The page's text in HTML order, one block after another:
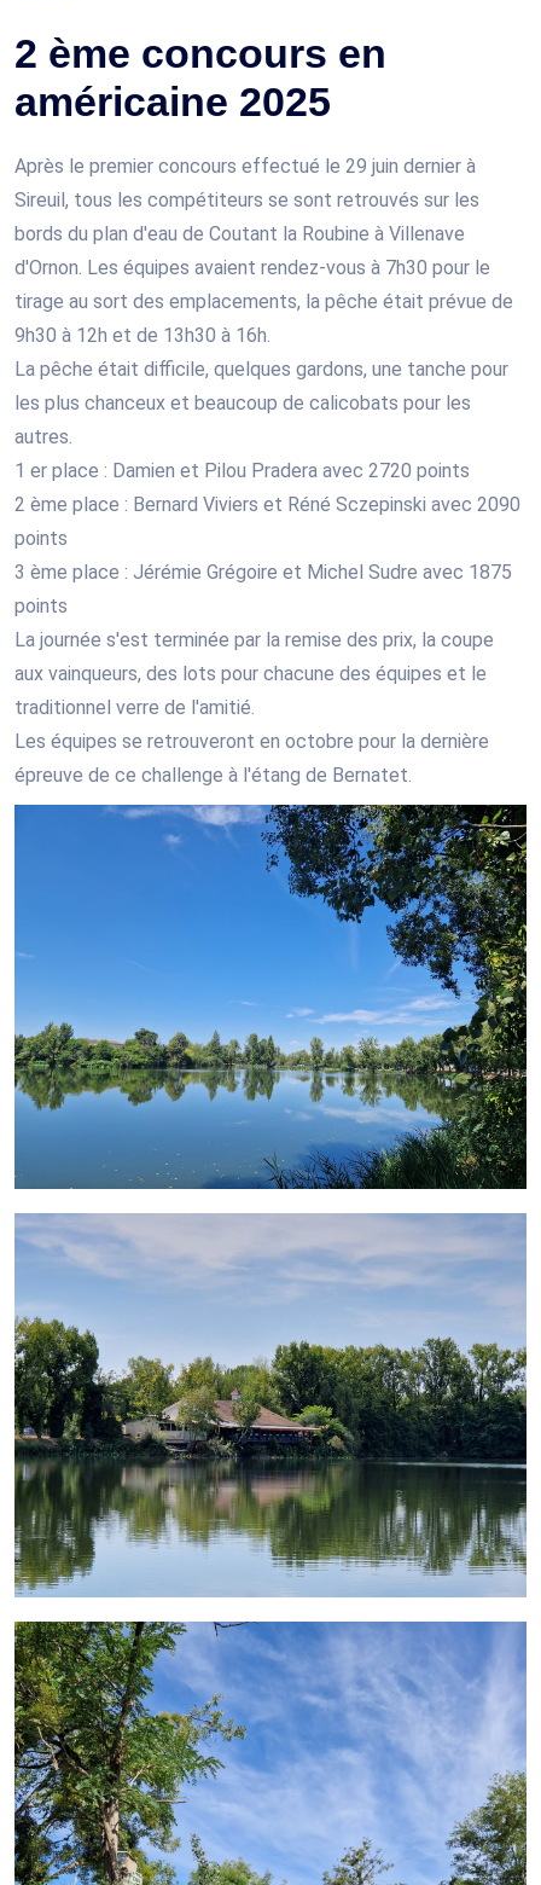
2 ème concours en
américaine 2025
Après le premier concours effectué le 29 juin dernier à
Sireuil, tous les compétiteurs se sont retrouvés sur les
bords du plan d'eau de Coutant la Roubine à Villenave
d'Ornon. Les équipes avaient rendez-vous à 7h30 pour le
tirage au sort des emplacements, la pêche était prévue de
9h30 à 12h et de 13h30 à 16h.
La pêche était difficile, quelques gardons, une tanche pour
les plus chanceux et beaucoup de calicobats pour les
autres.
1 er place : Damien et Pilou Pradera avec 2720 points
2 ème place : Bernard Viviers et Réné Sczepinski avec 2090
points
3 ème place : Jérémie Grégoire et Michel Sudre avec 1875
points
La journée s'est terminée par la remise des prix, la coupe
aux vainqueurs, des lots pour chacune des équipes et le
traditionnel verre de l'amitié.
Les équipes se retrouveront en octobre pour la dernière
épreuve de ce challenge à l'étang de Bernatet.